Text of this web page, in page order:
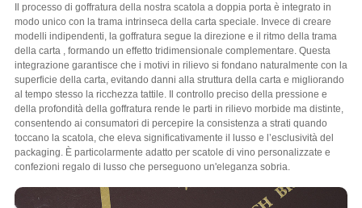
Il processo di goffratura della nostra scatola a doppia porta è integrato in
modo unico con la trama intrinseca della carta speciale. Invece di creare
modelli indipendenti, la goffratura segue la direzione e il ritmo della trama
della carta , formando un effetto tridimensionale complementare. Questa
integrazione garantisce che i motivi in ​​rilievo si fondano naturalmente con la
superficie della carta, evitando danni alla struttura della carta e migliorando
al tempo stesso la ricchezza tattile. Il controllo preciso della pressione e
della profondità della goffratura rende le parti in rilievo morbide ma distinte,
consentendo ai consumatori di percepire la consistenza a strati quando
toccano la scatola, che eleva significativamente il lusso e l’esclusività del
packaging. È particolarmente adatto per scatole di vino personalizzate e
confezioni regalo di lusso che perseguono un'eleganza sobria.